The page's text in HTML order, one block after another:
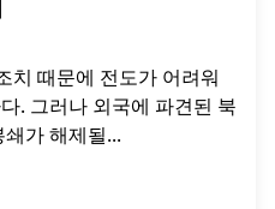
치 때문에 전도가 어려워
. 그러나 외국에 파견된 북
가 해제될...